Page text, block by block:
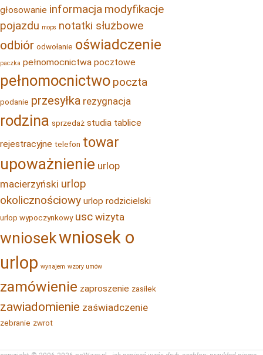
głosowanie informacja modyfikacje
pojazdu mops notatki służbowe
odbiór odwołanie oświadczenie
paczka pełnomocnictwa pocztowe
pełnomocnictwo poczta
podanie przesyłka rezygnacja
rodzina sprzedaż studia tablice
rejestracyjne telefon towar
upoważnienie urlop
macierzyński urlop
okolicznościowy urlop rodzicielski
urlop wypoczynkowy usc wizyta
wniosekwniosek o
urlop wynajem wzory umów
zamówienie zaproszenie zasiłek
zawiadomienie zaświadczenie
zebranie zwrot